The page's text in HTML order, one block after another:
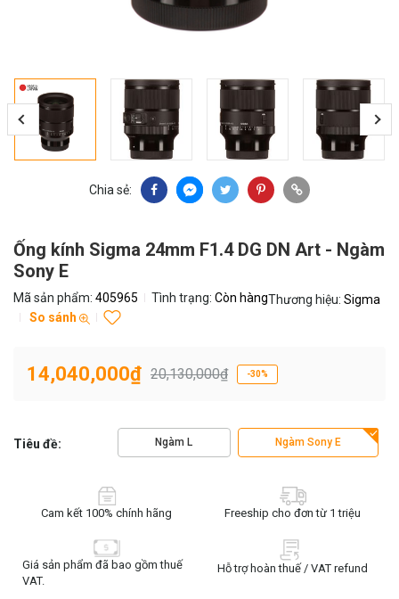
Chia sẻ:
Ống kính Sigma 24mm F1.4 DG DN Art - Ngàm
Sony E
Mã sản phẩm: 405965 Tình trạng: Còn hàngThương hiệu: Sigma
So sánh
14,040,000₫ 20,130,000₫ -30%
Tiêu đề: Ngàm L Ngàm Sony E
Cam kết 100% chính hãng Freeship cho đơn từ 1 triệu
Giá sản phẩm đã bao gồm thuế
VAT.
Hỗ trợ hoàn thuế / VAT refund